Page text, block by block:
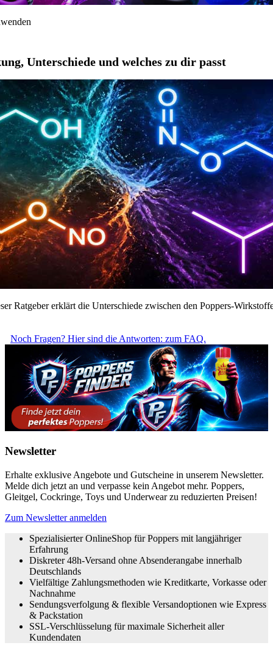
Unterschiede und welches zu dir passt
Ratgeber erklärt die Unterschiede zwischen den Poppers-
Noch Fragen? Hier sind die Antworten: zum FAQ.
Newsletter
Erhalte exklusive Angebote und Gutscheine in unserem Newsletter.
Melde dich jetzt an und verpasse kein Angebot mehr. Poppers,
Gleitgel, Cockringe, Toys und Underwear zu reduzierten Preisen!
Zum Newsletter anmelden
Spezialisierter OnlineShop für Poppers mit langjähriger
Erfahrung
Diskreter 48h-Versand ohne Absenderangabe innerhalb
Deutschlands
Vielfältige Zahlungsmethoden wie Kreditkarte, Vorkasse oder
Nachnahme
Sendungsverfolgung & flexible Versandoptionen wie Express
& Packstation
SSL-Verschlüsselung für maximale Sicherheit aller
Kundendaten